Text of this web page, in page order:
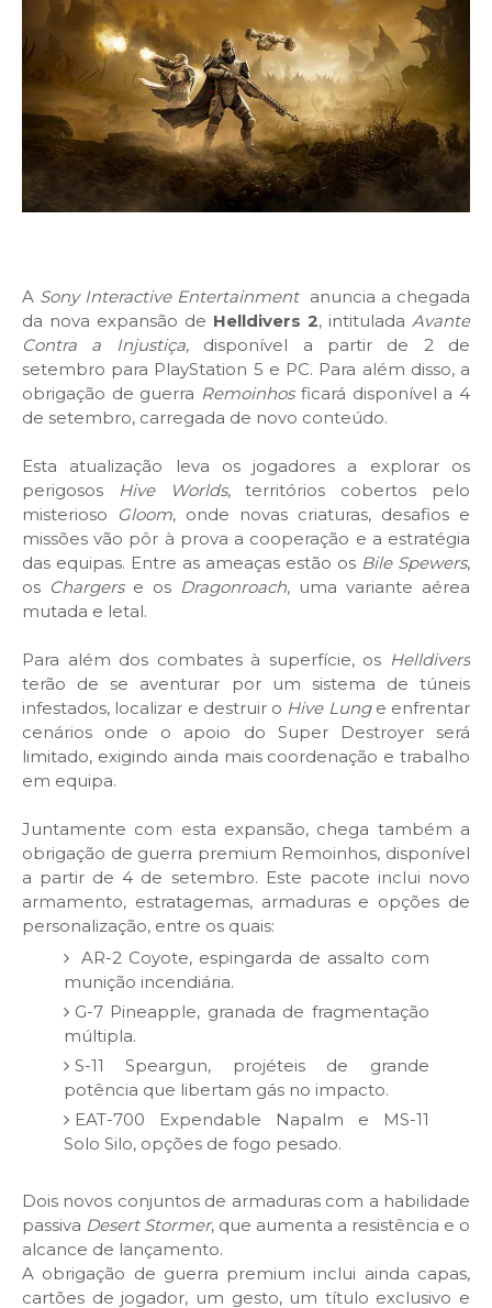
A Sony Interactive Entertainmentanuncia a chegada
da nova expansão de Helldivers 2, intitulada Avante
Contra a Injustiça, disponível a partir de 2 de
setembro para PlayStation 5 e PC. Para além disso, a
obrigação de guerra Remoinhos ficará disponível a 4
de setembro, carregada de novo conteúdo.
Esta atualização leva os jogadores a explorar os
perigosos
Hive Worlds, territórios cobertos pelo
misterioso
Gloom, onde novas criaturas, desafios e
missões vão pôr à prova a cooperação e a estratégia
das equipas. Entre as ameaças estão os Bile Spewers,
os Chargers e os Dragonroach, uma variante aérea
mutada e letal.
Para além dos combates à superfície, os Helldivers
terão de se aventurar por um sistema de túneis
infestados, localizar e destruir o Hive Lunge enfrentar
cenários onde o apoio do Super Destroyer será
limitado, exigindo ainda mais coordenação e trabalho
em equipa.
Juntamente com esta expansão, chega também a
obrigação de guerra premium Remoinhos, disponível
a partir de 4 de setembro. Este pacote inclui novo
armamento, estratagemas, armaduras e opções de
personalização, entre os quais:
AR-2 Coyote, espingarda de assalto com
munição incendiária.
G-7 Pineapple, granada de fragmentação
múltipla.
S-11 Speargun, projéteis de grande
potência que libertam gás no impacto.
EAT-700 Expendable Napalm e MS-11
Solo Silo, opções de fogo pesado.
Dois novos conjuntos de armaduras com a habilidade
passiva Desert Stormer, que aumenta a resistência e o
alcance de lançamento.
A obrigação de guerra premium inclui ainda capas,
cartões de jogador, um gesto, um título exclusivo e